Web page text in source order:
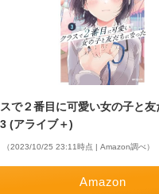
で２番目に可愛い女の子と友
(アライブ＋)
（2023/10/25 23:11時点 | Amazon調べ）
Amazon